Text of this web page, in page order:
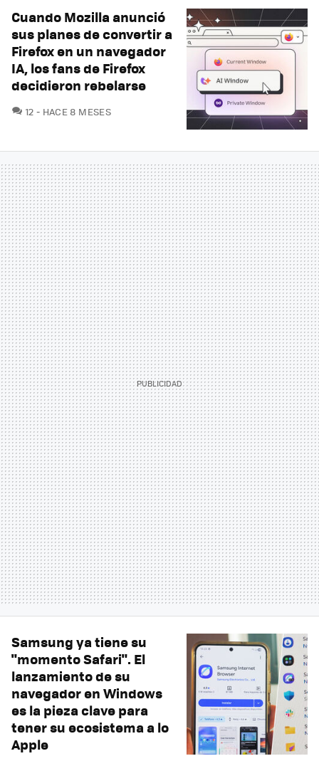
Cuando Mozilla anunció
sus planes de convertir a
Firefox en un navegador
IA, los fans de Firefox
decidieron rebelarse
12 COMENTARIOS
HACE 8 MESES
Samsung ya tiene su
"momento Safari". El
lanzamiento de su
navegador en Windows
es la pieza clave para
tener su ecosistema a lo
Apple